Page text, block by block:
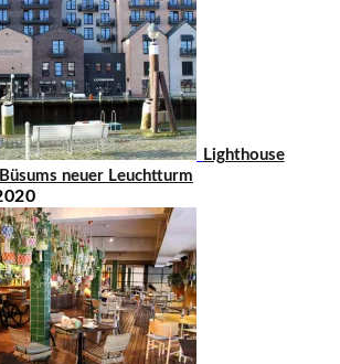
Lighthouse
neuer Leuchtturm